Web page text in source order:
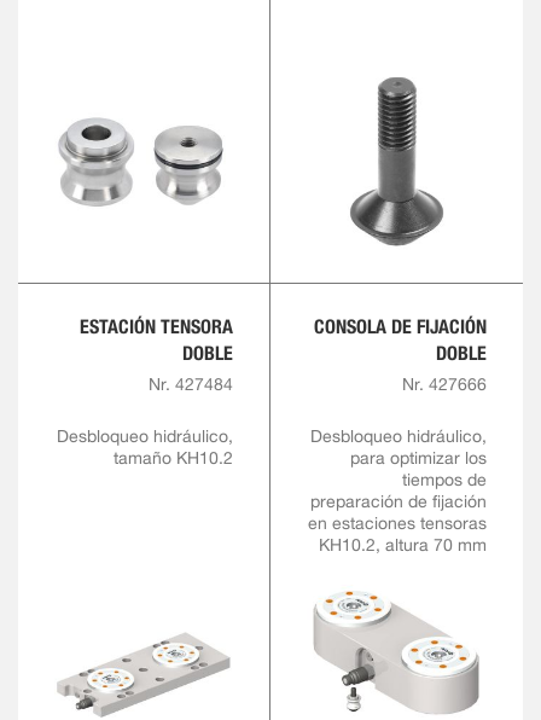
ESTACIÓN TENSORA
DOBLE
Nr. 427484
Desbloqueo hidráulico,
tamaño KH10.2
CONSOLA DE FIJACIÓN
DOBLE
Nr. 427666
Desbloqueo hidráulico,
para optimizar los
tiempos de
preparación de fijación
en estaciones tensoras
KH10.2, altura 70 mm